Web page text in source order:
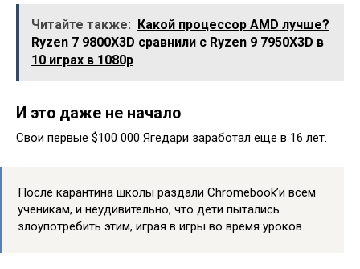
Читайте также: Какой процессор AMD лучше?
Ryzen 7 9800X3D сравнили с Ryzen 9 7950X3D в
10 играх в 1080p
И это даже не начало
Свои первые $100 000 Ягедари заработал еще в 16 лет.
После карантина школы раздали Chromebook’и всем
ученикам, и неудивительно, что дети пытались
злоупотребить этим, играя в игры во время уроков.